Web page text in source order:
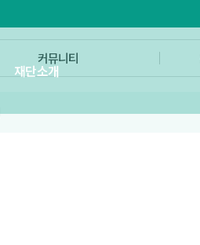
재단소개
커뮤니티